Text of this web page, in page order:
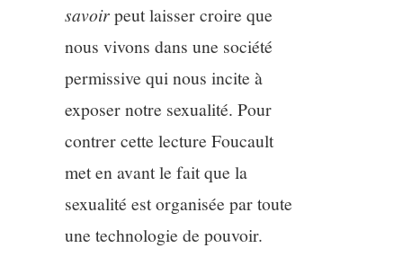
savoirpeut laisser croire que
nous vivons dans une société
permissive qui nous incite à
exposer notre sexualité. Pour
contrer cette lecture Foucault
met en avant le fait que la
sexualité est organisée par toute
une technologie de pouvoir.